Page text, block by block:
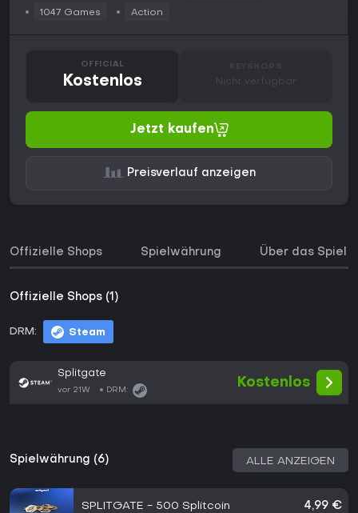
1047 Games Action
OFFICIAL
Kostenlos Nicht verfügbar
Jetzt kaufen
Preisverlauf anzeigen
Offizielle Shops Spielwährung Über das Spiel
Offizielle Shops (1)
DRM: Steam
Splitgate
vor 21W DRM:
Kostenlos
Spielwährung (6) ALLE ANZEIGEN
SPLITGATE - 500 Splitcoin 4,99 €